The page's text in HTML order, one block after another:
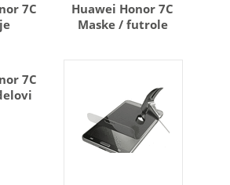
7C
Huawei Honor 7C
Maske / futrole
7C